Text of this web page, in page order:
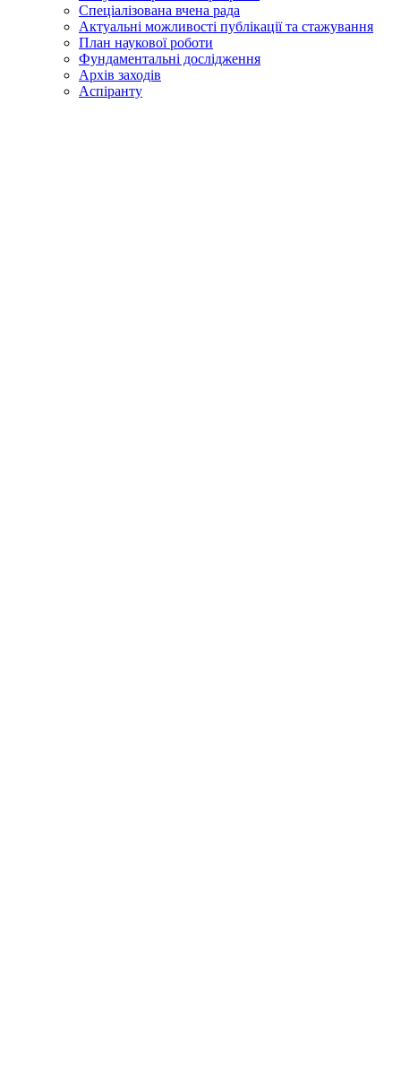
Спеціалізована вчена рада
Актуальні можливості публікації та стажування
План наукової роботи
Фундаментальні дослідження
Архів заходів
Аспіранту